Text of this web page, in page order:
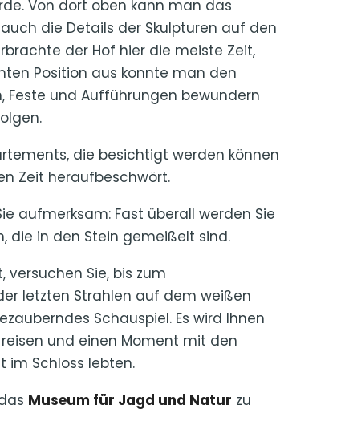
Von dort oben kann man das
die Details der Skulpturen auf den
der Hof hier die meiste Zeit,
Position aus konnte man den
und Aufführungen bewundern
die besichtigt werden können
Zeit heraufbeschwört.
aufmerksam: Fast überall werden Sie
die in den Stein gemeißelt sind.
versuchen Sie, bis zum
letzten Strahlen auf dem weißen
Schauspiel. Es wird Ihnen
und einen Moment mit den
im Schloss lebten.
Museum für Jagd und Natur zu